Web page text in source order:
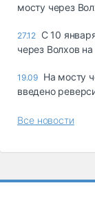
мосту через
27.12 С 10
через Волхов
19.09 На мосту
введено
Все новости